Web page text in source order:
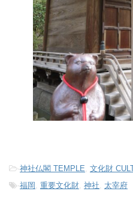
-神社仏閣 TEMPLE 文化財
-福岡 重要文化財 神社 太宰府